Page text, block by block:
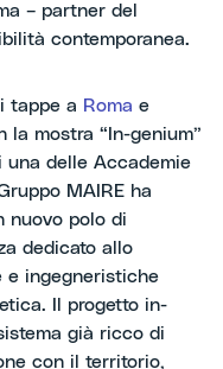
– partner del
contemporanea.
tappe a Roma e
la mostra “In-genium”
una delle Accademie
MAIRE ha
nuovo polo di
dedicato allo
e ingegneristiche
Il progetto in-
già ricco di
con il territorio,